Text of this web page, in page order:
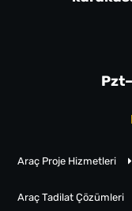
Araç Proje Hizmetleri
Araç Tadilat Çözümleri